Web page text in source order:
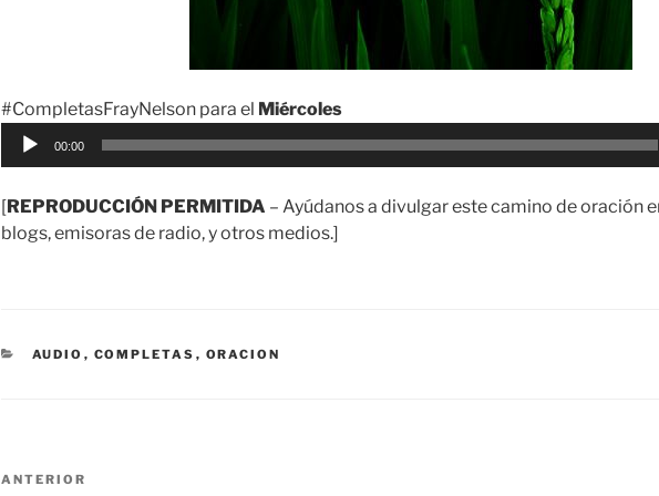
#CompletasFrayNelson para el Miércoles
Reproductor
00:00
[REPRODUCCIÓN PERMITIDA – Ayúdanos a divulgar este camino de oración
blogs, emisoras de radio, y otros medios.]
CATEGORÍAS
AUDIO , COMPLETAS , ORACION
Navegación
Entrada
ANTERIOR